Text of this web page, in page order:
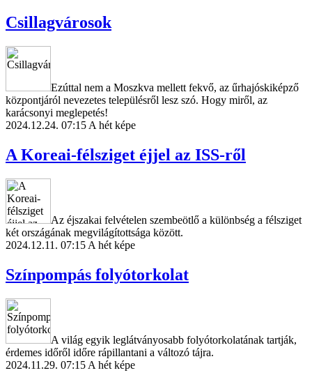
Csillagvárosok
Ezúttal nem a Moszkva mellett fekvő, az űrhajóskiképző
központjáról nevezetes településről lesz szó. Hogy miről, az
karácsonyi meglepetés!
2024.12.24. 07:15 A hét képe
A Koreai-félsziget éjjel az ISS-ről
Az éjszakai felvételen szembeötlő a különbség a félsziget
két országának megvilágítottsága között.
2024.12.11. 07:15 A hét képe
Színpompás folyótorkolat
A világ egyik leglátványosabb folyótorkolatának tartják,
érdemes időről időre rápillantani a változó tájra.
2024.11.29. 07:15 A hét képe